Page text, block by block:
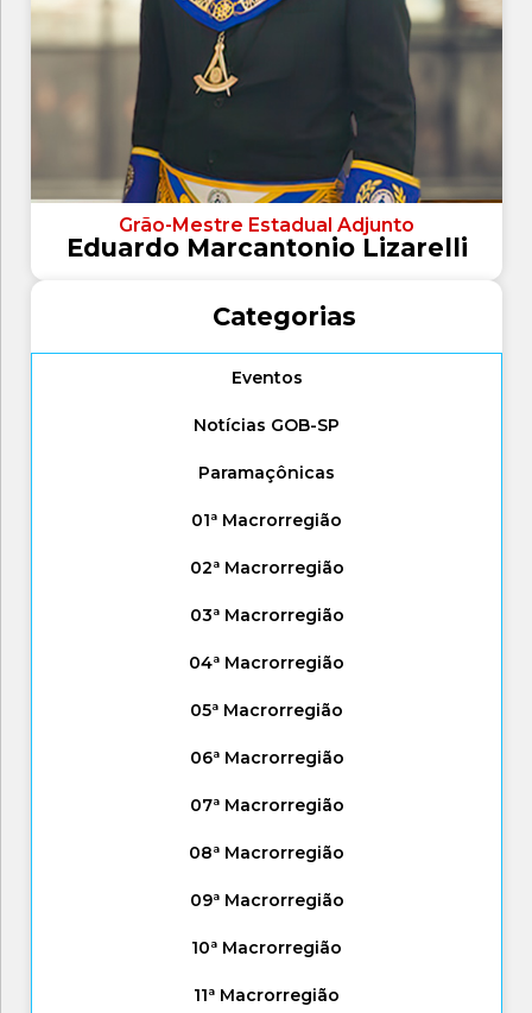
Grão-Mestre Estadual Adjunto
Eduardo Marcantonio Lizarelli
Categorias
Eventos
Notícias GOB-SP
Paramaçônicas
01ª Macrorregião
02ª Macrorregião
03ª Macrorregião
04ª Macrorregião
05ª Macrorregião
06ª Macrorregião
07ª Macrorregião
08ª Macrorregião
09ª Macrorregião
10ª Macrorregião
11ª Macrorregião